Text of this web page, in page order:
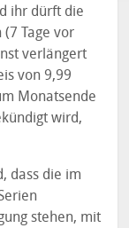
ihr dürft die
Tage vor
verlängert
von 9,99
Monatsende
wird,
dass die im
stehen, mit